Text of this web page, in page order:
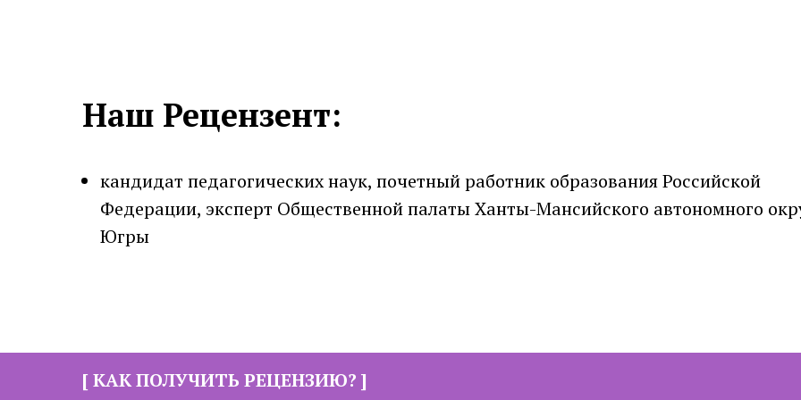
Наш Рецензент:
кандидат педагогических наук, почетный работник образования Российской
Федерации, эксперт Общественной палаты Ханты-Мансийского автономного
Югры
[ КАК ПОЛУЧИТЬ РЕЦЕНЗИЮ? ]